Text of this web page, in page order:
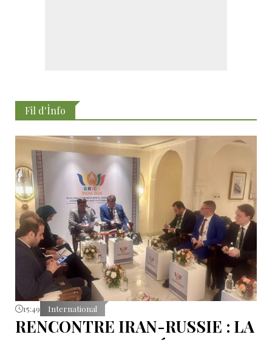
Fil d'İnfo
15:49 International
RENCONTRE IRAN-RUSSIE : LA